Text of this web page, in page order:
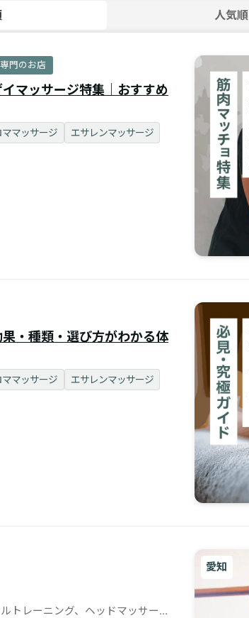
人気順
門のお店
マッサージ特集｜おすすめ
ママッサージ エサレンマッサージ
・種類・選び方がわかる体
ママッサージ エサレンマッサージ
愛知
トレーニング、ヘッドマッサージ